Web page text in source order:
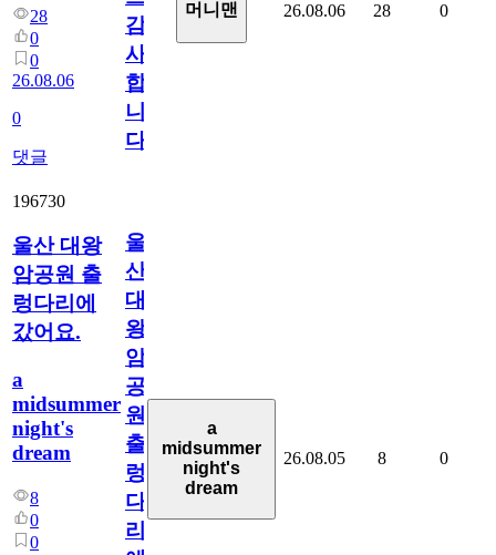
28
0
0
26.08.06
0
댓글
감
사
합
니
다
머니맨 26.08.06 28 0
196730
울산 대왕
암공원 출
렁다리에
갔어요.
a
midsummer
night's
dream
8
0
0
울
산
대
왕
암
공
원
출
렁
다
리
a
midsummer
night's
dream
26.08.05 8 0